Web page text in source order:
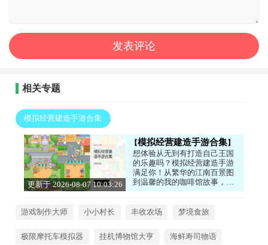
相关专题
模拟经营建造手游合集
更新于 2026-08-07 10:03:26
模拟经营建造手游合集
想体验从无到有打造自己王国
的乐趣吗？模拟经营建造手游
满足你！从繁华的江南百景图
到温馨的我的咖啡馆故事，从
充满童趣的宝宝庄园到充满挑
都能让你化身管理者，规划布
独一无二的专属世界。感兴趣
游戏制作大师 小小村长 丰收农场 梦境食旅
极限摩托车模拟器 挂机博物馆大亨 海鲜寿司物语